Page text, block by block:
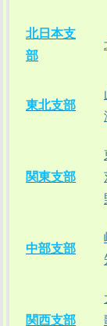
北日本支
部
東北支部
関東支部
中部支部
関西支部